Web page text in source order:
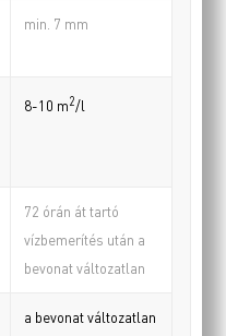
min. 7 mm
8-10 m2/l
72 órán át tartó
vízbemerítés után a
bevonat változatlan
a bevonat változatlan